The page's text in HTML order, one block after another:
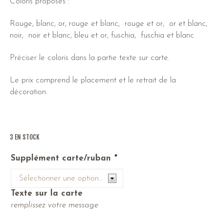
Rouge, blanc, or, rouge et blanc, rouge et or, or et blanc,
noir, noir et blanc, bleu et or, fuschia, fuschia et blanc.
Préciser le coloris dans la partie texte sur carte.
Le prix comprend le placement et le retrait de la
décoration.
3 EN STOCK
Supplément carte/ruban *
Texte sur la carte
remplissez votre message